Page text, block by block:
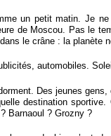
un petit matin. Je
de Moscou. Pas le
le crâne : la planète
automobiles.
Des jeunes
destination
Barnaoul ? Grozny ?